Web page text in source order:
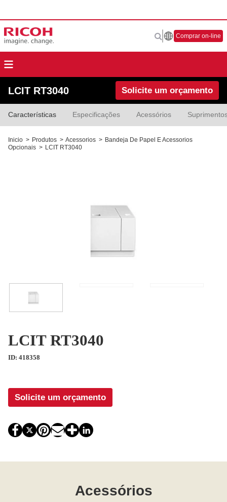
Comprar on-line
LCIT RT3040 Solicite um orçamento
Características Especificações Acessórios
Inicio > Produtos > Acessorios > Bandeja De Papel E Acessorios
Opcionais > LCIT RT3040
LCIT RT3040
ID: 418358
Solicite um orçamento
Acessórios